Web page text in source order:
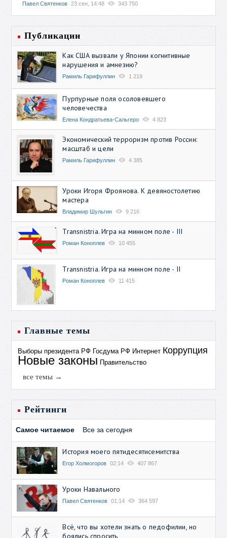
Павел Святенков 23 сен, 14:48 343 750
Публикации
Как США вызвали у Японии когнитивные
нарушения и амнезию?
Рамиль Гарифуллин 1 219
Пурпурные поля осоловевшего
человечества
Елена Кондратьева-Сальгеро 4 823
Экономический терроризм против России:
масштаб и цели
Рамиль Гарифуллин 4 385
Уроки Игоря Фроянова. К девяностолетию
мастера
Владимир Шульгин 9 216
Transnistria. Игра на минном поле - III
Роман Коноплев 10 455
Transnistria. Игра на минном поле - II
Роман Коноплев 11 415
Главные темы
Выборы президента РФ Госдума РФ Интернет Коррупция
Новые законы Правительство
все темы →
Рейтинги
Самое читаемое Все за сегодня
История моего пятидесятисемитства
Егор Холмогоров 02:14 407 867
Уроки Навального
Павел Святенков 01:14 364 597
Всё, что вы хотели знать о педофилии, но